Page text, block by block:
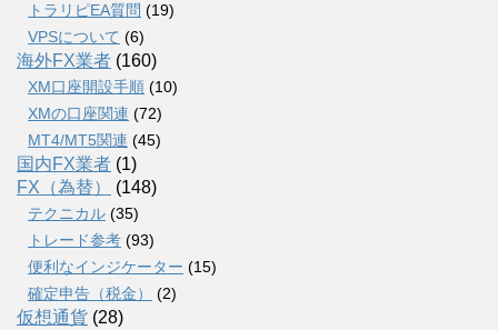
トラリピEA質問 (19)
VPSについて (6)
海外FX業者 (160)
XM口座開設手順 (10)
XMの口座関連 (72)
MT4/MT5関連 (45)
国内FX業者 (1)
FX（為替）
(148)
テクニカル (35)
トレード参考 (93)
便利なインジケーター (15)
確定申告（税金）
(2)
仮想通貨 (28)